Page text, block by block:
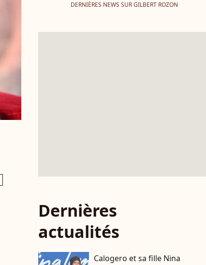
DERNIÈRES NEWS SUR GILBERT ROZON
Dernières
actualités
Calogero et sa fille Nina